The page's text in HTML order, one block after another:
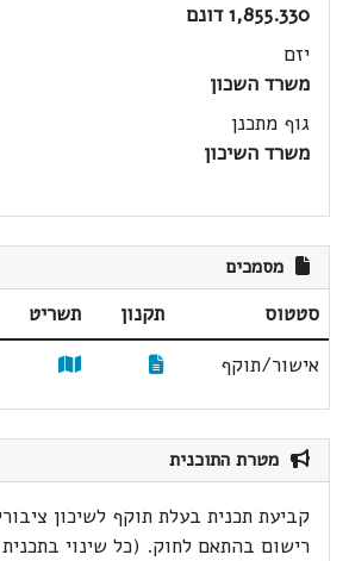
1,855.330 דונם
יזם
משרד השכון
גוף מתכנן
משרד השיכון
מסמכים
סטטוס תקנון תשריט
אישור/תוקף
מטרת התוכנית
קביעת תכנית בעלת תוקף לשיכון
רישום בהתאם לחוק. (כל שינוי